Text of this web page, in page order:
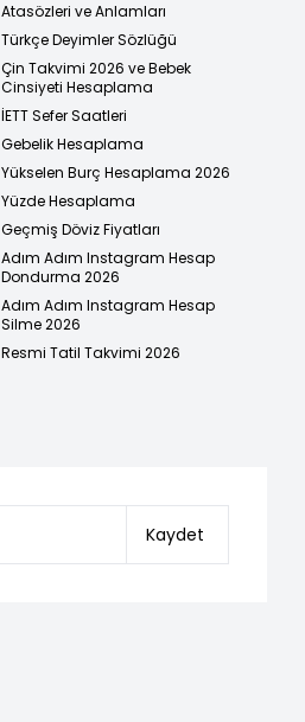
Atasözleri ve Anlamları
Türkçe Deyimler Sözlüğü
Çin Takvimi 2026 ve Bebek
Cinsiyeti Hesaplama
İETT Sefer Saatleri
Gebelik Hesaplama
Yükselen Burç Hesaplama 2026
Yüzde Hesaplama
Geçmiş Döviz Fiyatları
Adım Adım Instagram Hesap
Dondurma 2026
Adım Adım Instagram Hesap
Silme 2026
Resmi Tatil Takvimi 2026
Kaydet